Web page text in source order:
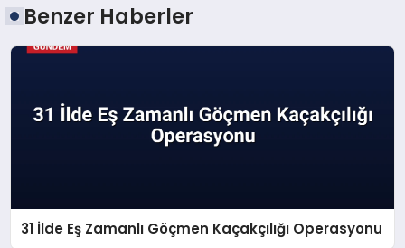
Benzer Haberler
31 İlde Eş Zamanlı Göçmen Kaçakçılığı Operasyonu